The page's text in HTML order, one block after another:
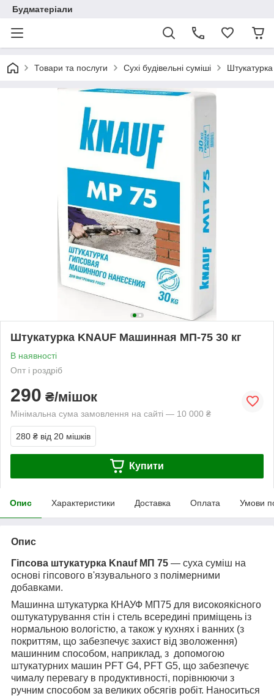
Будматеріали
Товари та послуги Сухі будівельні суміші
Штукатурка KNAUF Машинная МП-75 30 кг
В наявності
Опт і роздріб
290 ₴/мішок
Мінімальна сума замовлення на сайті — 10 000 ₴
280 ₴ від 20 мішків
Купити
Опис Характеристики Доставка Оплата Умови
Опис
Гіпсова штукатурка Knauf МП 75 — суха суміш на
основі гіпсового в'язувального з полімерними
добавками.
Машинна штукатурка КНАУФ МП75 для високоякісного
оштукатурування стін і стель всередині приміщень із
нормальною вологістю, а також у кухнях і ванних (з
покриттям, що забезпечує захист від зволоження)
машинним способом, наприклад, з допомогою
штукатурних машин PFT G4, PFT G5, що забезпечує
чималу перевагу в продуктивності, порівнюючи з
ручним способом за великих обсягів робіт. Наноситься